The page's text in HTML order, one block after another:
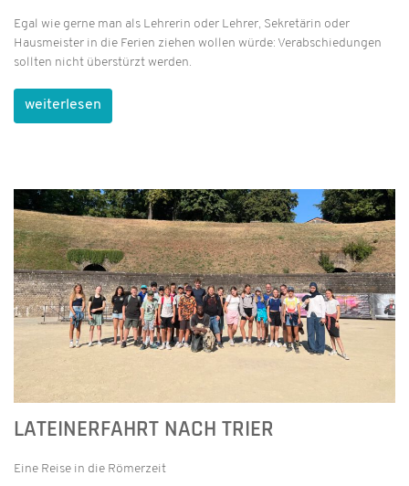
Egal wie gerne man als Lehrerin oder Lehrer, Sekretärin oder
Hausmeister in die Ferien ziehen wollen würde: Verabschiedungen
sollten nicht überstürzt werden.
weiterlesen
LATEINERFAHRT NACH TRIER
Eine Reise in die Römerzeit